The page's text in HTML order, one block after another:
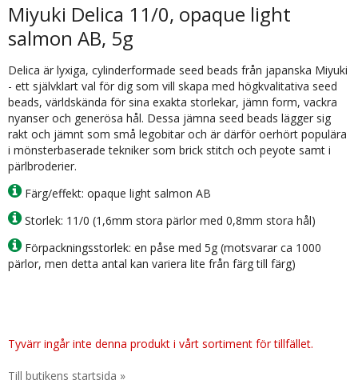
Miyuki Delica 11/0, opaque light
salmon AB, 5g
Delica är lyxiga, cylinderformade seed beads från japanska Miyuki
- ett självklart val för dig som vill skapa med högkvalitativa seed
beads, världskända för sina exakta storlekar, jämn form, vackra
nyanser och generösa hål. Dessa jämna seed beads lägger sig
rakt och jämnt som små legobitar och är därför oerhört populära
i mönsterbaserade tekniker som brick stitch och peyote samt i
pärlbroderier.
Färg/effekt: opaque light salmon AB
Storlek: 11/0 (1,6mm stora pärlor med 0,8mm stora hål)
Förpackningsstorlek: en påse med 5g (motsvarar ca 1000
pärlor, men detta antal kan variera lite från färg till färg)
Tyvärr ingår inte denna produkt i vårt sortiment för tillfället.
Till butikens startsida »